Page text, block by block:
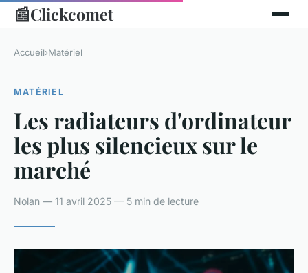
📰Clickcomet
Accueil›Matériel
MATÉRIEL
Les radiateurs d'ordinateur
les plus silencieux sur le
marché
Nolan — 11 avril 2025 — 5 min de lecture